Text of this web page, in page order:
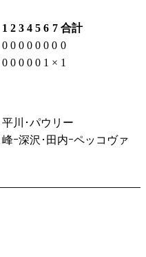
1 2 3 4 5 6 7 合計
0 0 0 0 0 0 0 0
0 0 0 0 0 1 × 1
平川･パウリー
峰ｰ深沢･田内ｰペッコヴァ